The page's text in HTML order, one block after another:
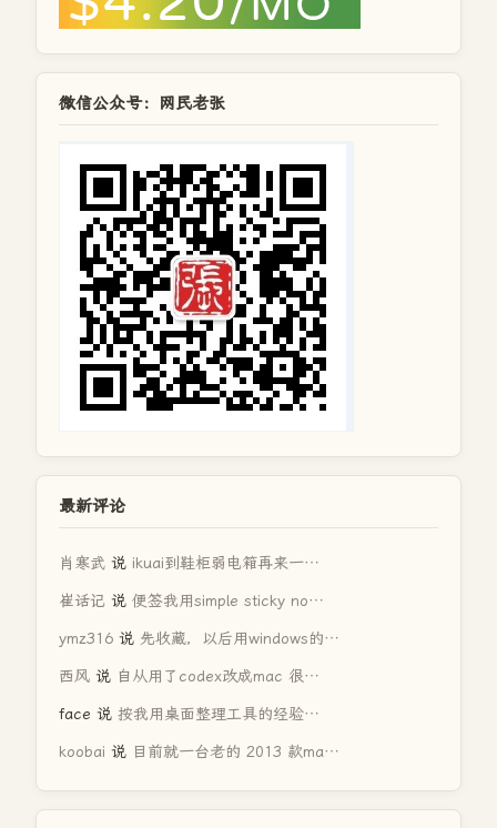
微信公众号：网民老张
最新评论
肖寒武 说 ikuai到鞋柜弱电箱再来一…
崔话记 说 便签我用simple sticky no…
ymz316 说 先收藏，以后用windows的…
西风 说 自从用了codex改成mac 很…
face 说 按我用桌面整理工具的经验…
koobai 说 目前就一台老的 2013 款ma…